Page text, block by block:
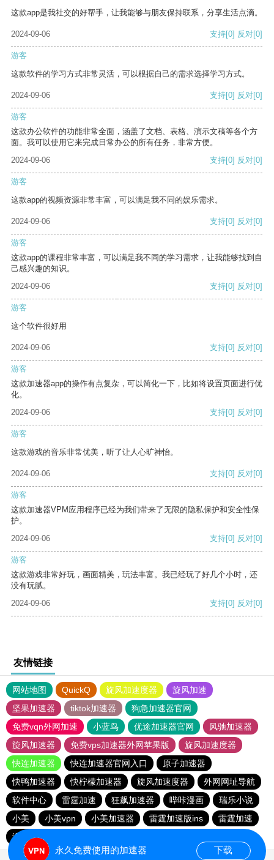
这款app是我社交的好帮手，让我能够与朋友保持联系，分享生活点滴。
2024-09-06 支持[0] 反对[0]
游客
这款软件的学习方式非常灵活，可以根据自己的需求选择学习方式。
2024-09-06 支持[0] 反对[0]
游客
这款办公软件的功能非常全面，涵盖了文档、表格、演示文稿等各个方
面。我可以使用它来完成日常办公的所有任务，非常方便。
2024-09-06
支持[0] 反对[0]
游客
这款app的视频资源非常丰富，可以满足我不同的娱乐需求。
2024-09-06 支持[0] 反对[0]
游客
这款app的课程非常丰富，可以满足我不同的学习需求，让我能够找到自
己感兴趣的知识。
2024-09-06
支持[0] 反对[0]
游客
这个软件很好用
2024-09-06 支持[0] 反对[0]
游客
这款加速器app的操作有点复杂，可以简化一下，比如将设置页面进行优
化。
2024-09-06
支持[0] 反对[0]
游客
这款游戏的音乐非常优美，听了让人心旷神怡。
2024-09-06 支持[0] 反对[0]
游客
这款加速器VPM应用程序已经为我们带来了无限的隐私保护和安全性保
护。
2024-09-06
支持[0] 反对[0]
游客
这款游戏非常好玩，画面精美，玩法丰富。我已经玩了好几个小时，还
没有玩腻。
2024-09-06
支持[0] 反对[0]
友情链接
网站地图 QuickQ 旋风加速度器
旋风加速
坚果加速器
tiktok加速器
狗急加速器官网
免费vqn外网加速
小蓝鸟 优途加速器官网
风驰加速器
旋风加速器
免费vps加速器外网苹果版
旋风加速度器
快连加速器
快连加速器官网入口
原子加速器
快鸭加速器
快柠檬加速器 旋风加速度器
外网网址导航
软件中心
雷霆加速 狂飙加速器 哔咔漫画
瑞乐小说
小美
小美vpn 小美加速器 雷霆加速版ins
雷霆加速
海鸥加速度
永久免费使用的加速器 下载